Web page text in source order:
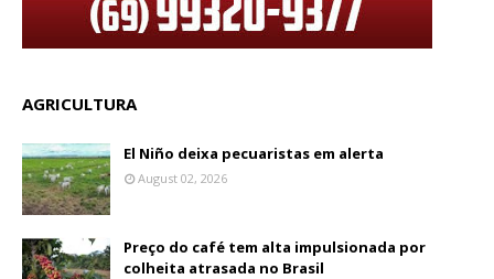
AGRICULTURA
El Niño deixa pecuaristas em alerta
August 02, 2026
Preço do café tem alta impulsionada por
colheita atrasada no Brasil